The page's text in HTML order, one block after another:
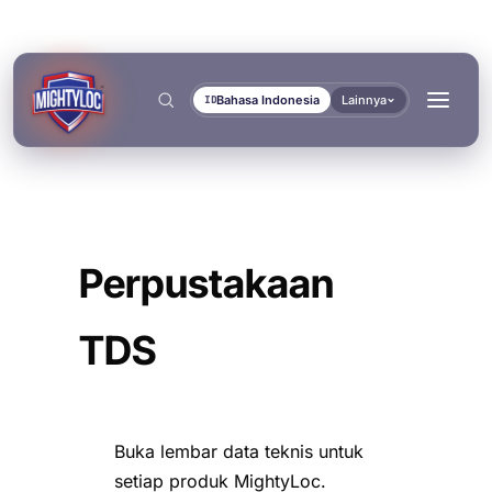
IDBahasa Indonesia Lainnya
BANGUN & FABRIKASI
TRANSPORTASI &
KELAUTAN
ALAT
Perpustakaan
TDS
Buka lembar data teknis untuk
setiap produk MightyLoc.